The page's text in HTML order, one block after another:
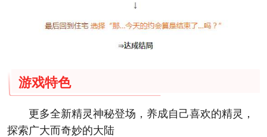
游戏特色
更多全新精灵神秘登场，养成自己喜欢的精灵，
探索广大而奇妙的大陆